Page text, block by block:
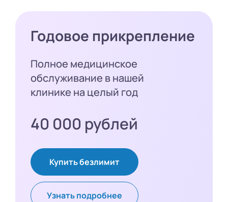
Годовое прикрепление
Полное медицинское
обслуживание в нашей
клинике на целый год
40 000 рублей
Купить безлимит
Узнать подробнее